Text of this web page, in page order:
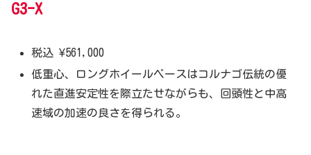
G3-X
税込 ¥561,000
低重心、ロングホイールベースはコルナゴ伝統の優
れた直進安定性を際立たせながらも、回頭性と中高
速域の加速の良さを得られる。